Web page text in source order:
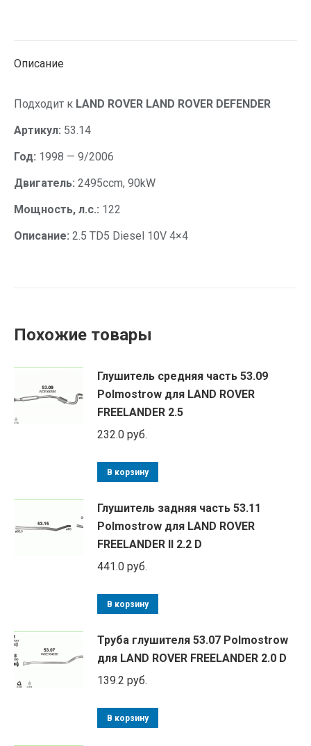
Описание
Подходит к LAND ROVER LAND ROVER DEFENDER
Артикул: 53.14
Год: 1998 — 9/2006
Двигатель: 2495ccm, 90kW
Мощность, л.с.: 122
Описание: 2.5 TD5 Diesel 10V 4×4
Похожие товары
Глушитель средняя часть 53.09
Polmostrow для LAND ROVER
FREELANDER 2.5
232.0 руб.
В корзину
Глушитель задняя часть 53.11
Polmostrow для LAND ROVER
FREELANDER II 2.2 D
441.0 руб.
В корзину
Труба глушителя 53.07 Polmostrow
для LAND ROVER FREELANDER 2.0 D
139.2 руб.
В корзину